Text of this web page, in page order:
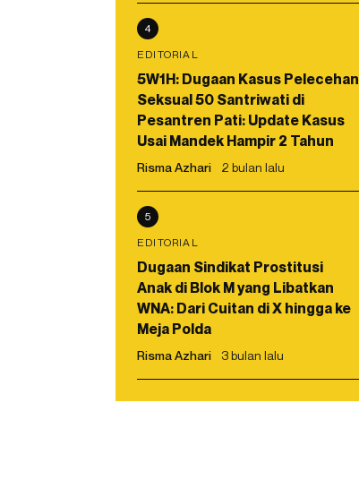
4
EDITORIAL
5W1H: Dugaan Kasus Pelecehan
Seksual 50 Santriwati di
Pesantren Pati: Update Kasus
Usai Mandek Hampir 2 Tahun
Risma Azhari 2 bulan lalu
5
EDITORIAL
Dugaan Sindikat Prostitusi
Anak di Blok M yang Libatkan
WNA: Dari Cuitan di X hingga ke
Meja Polda
Risma Azhari 3 bulan lalu